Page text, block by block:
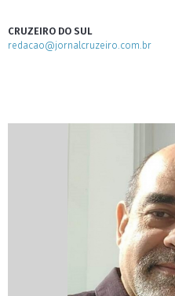
CRUZEIRO DO SUL
redacao@jornalcruzeiro.com.br